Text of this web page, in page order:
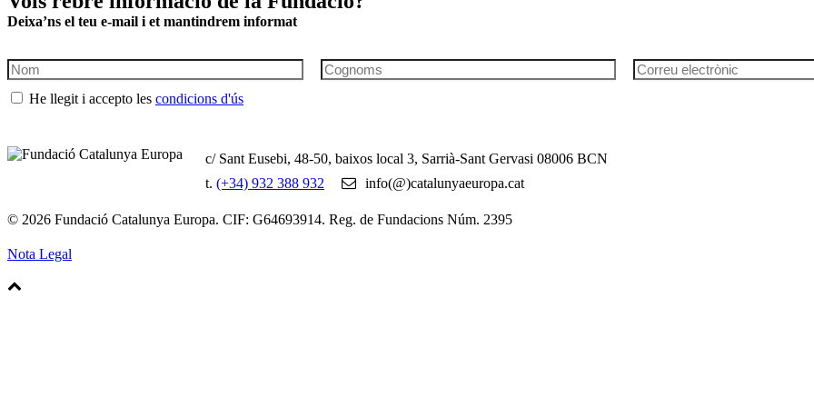
Deixa’ns el teu e-mail i et mantindrem informat
He llegit i accepto les condicions d'ús
c/ Sant Eusebi, 48-50, baixos local 3, Sarrià-Sant Gervasi 08006 BCN
t. (+34) 932 388 932 info(@)catalunyaeuropa.cat
© 2026 Fundació Catalunya Europa. CIF: G64693914. Reg. de Fundacions Núm. 2395
Nota Legal